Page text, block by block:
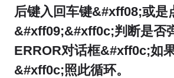
后键入回车键&#xff08;或是
&#xff09;&#xff0c;判断是否
ERROR对话框&#xff0c;如
&#xff0c;照此循环。